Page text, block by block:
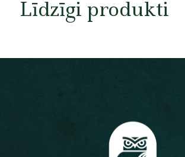
Līdzīgi produkti